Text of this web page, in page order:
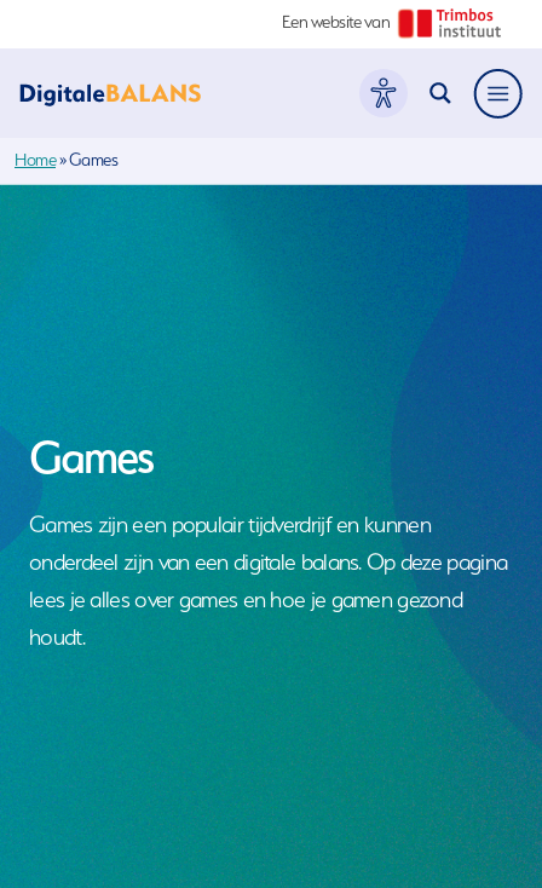
Een website van
Home»Games
Games
Games zijn een populair tijdverdrijf en kunnen
onderdeel zijn van een digitale balans. Op deze pagina
lees je alles over games en hoe je gamen gezond
houdt.